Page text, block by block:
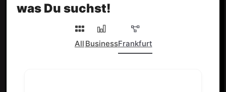
was Du suchst!
All BusinessFrankfurt